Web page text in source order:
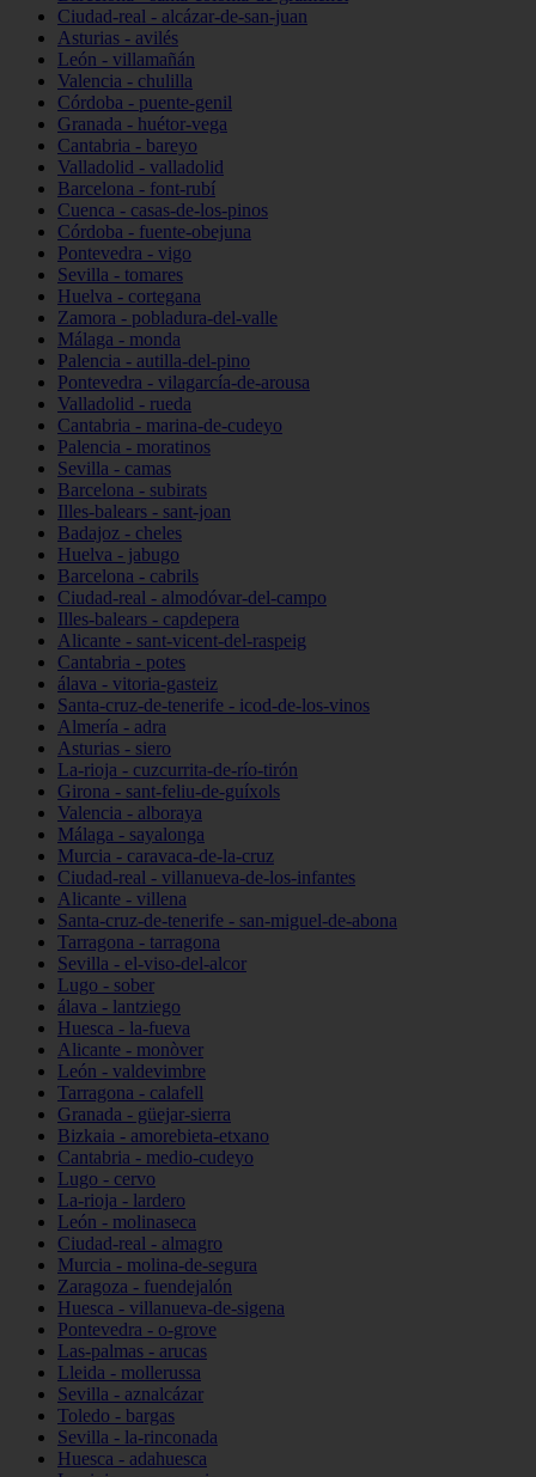
Ciudad-real - alcázar-de-san-juan
Asturias - avilés
León - villamañán
Valencia - chulilla
Córdoba - puente-genil
Granada - huétor-vega
Cantabria - bareyo
Valladolid - valladolid
Barcelona - font-rubí
Cuenca - casas-de-los-pinos
Córdoba - fuente-obejuna
Pontevedra - vigo
Sevilla - tomares
Huelva - cortegana
Zamora - pobladura-del-valle
Málaga - monda
Palencia - autilla-del-pino
Pontevedra - vilagarcía-de-arousa
Valladolid - rueda
Cantabria - marina-de-cudeyo
Palencia - moratinos
Sevilla - camas
Barcelona - subirats
Illes-balears - sant-joan
Badajoz - cheles
Huelva - jabugo
Barcelona - cabrils
Ciudad-real - almodóvar-del-campo
Illes-balears - capdepera
Alicante - sant-vicent-del-raspeig
Cantabria - potes
álava - vitoria-gasteiz
Santa-cruz-de-tenerife - icod-de-los-vinos
Almería - adra
Asturias - siero
La-rioja - cuzcurrita-de-río-tirón
Girona - sant-feliu-de-guíxols
Valencia - alboraya
Málaga - sayalonga
Murcia - caravaca-de-la-cruz
Ciudad-real - villanueva-de-los-infantes
Alicante - villena
Santa-cruz-de-tenerife - san-miguel-de-abona
Tarragona - tarragona
Sevilla - el-viso-del-alcor
Lugo - sober
álava - lantziego
Huesca - la-fueva
Alicante - monòver
León - valdevimbre
Tarragona - calafell
Granada - güejar-sierra
Bizkaia - amorebieta-etxano
Cantabria - medio-cudeyo
Lugo - cervo
La-rioja - lardero
León - molinaseca
Ciudad-real - almagro
Murcia - molina-de-segura
Zaragoza - fuendejalón
Huesca - villanueva-de-sigena
Pontevedra - o-grove
Las-palmas - arucas
Lleida - mollerussa
Sevilla - aznalcázar
Toledo - bargas
Sevilla - la-rinconada
Huesca - adahuesca